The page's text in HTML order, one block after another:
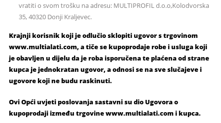
vratiti o svom trošku na adresu: MULTIPROFIL d.o.o,Kolodvorska
35, 40320 Donji Kraljevec.
Krajnji korisnik koji je odlučio sklopiti ugovor s trgovinom
www.multialati.com, a tiče se kupoprodaje robe i usluga koji
je obavljen u dijelu da je roba isporučena te plaćena od strane
kupca je jednokratan ugovor, a odnosi se na sve slučajeve i
ugovore koji ne budu raskinuti.
Ovi Opći uvjeti poslovanja sastavni su dio Ugovora o
kupoprodaji između trgovine www.multialati.com i kupca.